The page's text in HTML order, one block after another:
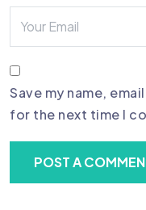
Save my name,
for the next time I